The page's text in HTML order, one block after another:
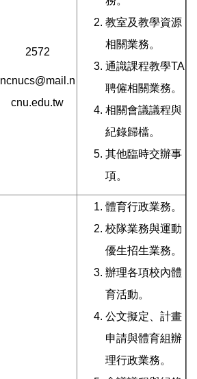
2572
ncnucs@mail.n
cnu.edu.tw
教室及教學資源
相關業務。
通識課程教學TA
聘僱相關業務。
相關會議議程與
紀錄歸檔。
其他臨時交辦事
項。
體育行政業務。
校隊業務與運動
優生招生業務。
辦理各項校內體
育活動。
公文擬定、計畫
申請與體育組辦
理行政業務。